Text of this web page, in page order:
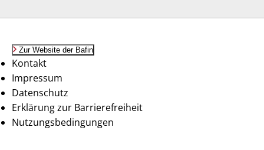
Zur Website der Bafin
Kontakt
Impressum
Datenschutz
Erklärung zur Barrierefreiheit
Nutzungsbedingungen